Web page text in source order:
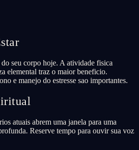
do seu corpo hoje. A atividade fisica
elemental traz o maior beneficio.
e manejo do estresse sao importantes.
atuais abrem uma janela para uma
Reserve tempo para ouvir sua voz